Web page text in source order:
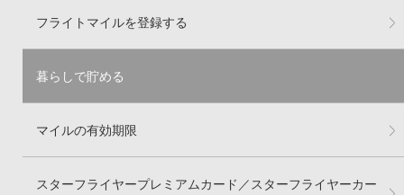
フライトマイルを登録する
暮らしで貯める
マイルの有効期限
スターフライヤープレミアムカード／スターフライヤーカー